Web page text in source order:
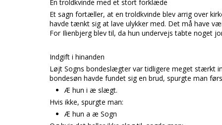
En troldkvinde med et stort forklæde
Et sagn fortæller, at en troldkvinde blev arrig over
havde tænkt sig at lave ulykker med. Det må have
For Ilienbjerg blev til, da hun undervejs tabte noget
Indgift i hinanden
Løjt Sogns bondeslægter var tidligere meget stærkt
bondesøn havde fundet sig en brud, spurgte man
Æ hun i æ slægt.
Hvis ikke, spurgte man:
Æ hun a æ Sogn